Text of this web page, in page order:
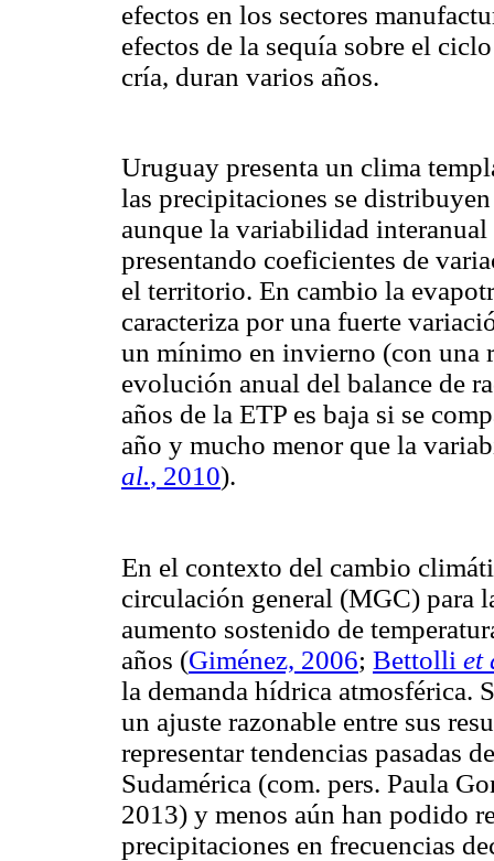
efectos en los sectores
efectos de la sequía sobre el
cría, duran varios años.
Uruguay presenta un clima
las precipitaciones se
aunque la variabilidad
presentando coeficientes de
el territorio. En cambio la
caracteriza por una fuerte
un mínimo en invierno (con una
evolución anual del balance de
años de la ETP es baja si se
año y mucho menor que la
al., 2010).
En el contexto del cambio
circulación general (MGC) para
aumento sostenido de
años (Giménez, 2006; Bettolli et
la demanda hídrica atmosférica.
un ajuste razonable entre sus
representar tendencias pasadas
Sudamérica (com. pers. Paula
2013) y menos aún han podido
precipitaciones en frecuencias